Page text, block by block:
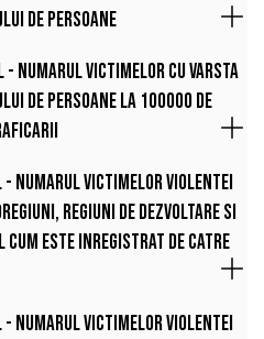
de persoane
- Numarul victimelor cu varsta
de persoane la 100000 de
- Numarul victimelor violentei
regiuni de dezvoltare si
cum este inregistrat de catre
- Numarul victimelor violentei